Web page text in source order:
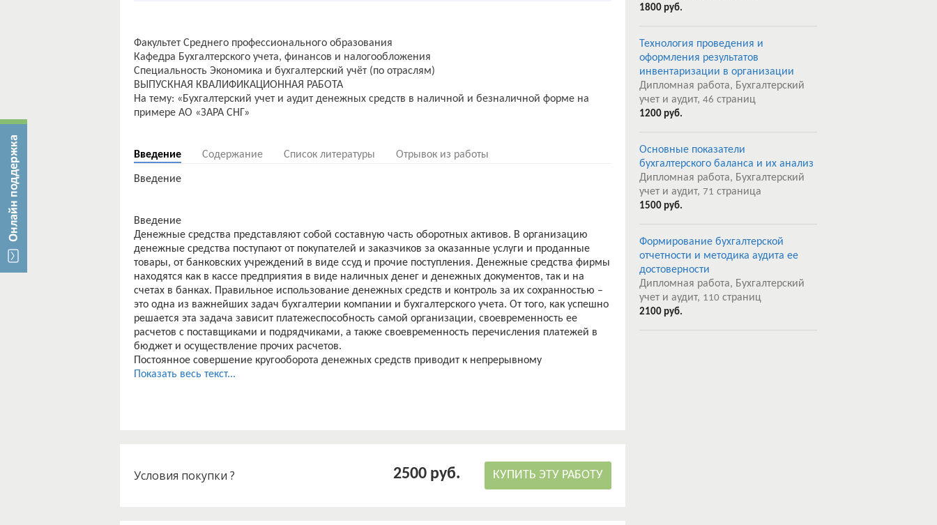
Факультет Среднего профессионального образования
Кафедра Бухгалтерского учета, финансов и налогообложения
Специальность Экономика и бухгалтерский учёт (по отраслям)
ВЫПУСКНАЯ КВАЛИФИКАЦИОННАЯ РАБОТА
На тему: «Бухгалтерский учет и аудит денежных средств в наличной и безналичной форме на
примере АО «ЗАРА СНГ»
Введение Содержание Список литературы Отрывок из работы
Введение
Введение
Денежные средства представляют собой составную часть оборотных активов. В организацию
денежные средства поступают от покупателей и заказчиков за оказанные услуги и проданные
товары, от банковских учреждений в виде ссуд и прочие поступления. Денежные средства фирмы
находятся как в кассе предприятия в виде наличных денег и денежных документов, так и на
счетах в банках. Правильное использование денежных средств и контроль за их сохранностью –
это одна из важнейших задач бухгалтерии компании и бухгалтерского учета. От того, как успешно
решается эта задача зависит платежеспособность самой организации, своевременность ее
расчетов с поставщиками и подрядчиками, а также своевременность перечисления платежей в
бюджет и осуществление прочих расчетов.
Постоянное совершение кругооборота денежных средств приводит к непрерывному
возобновлению многообразных хозяйственных расчётов. Грамотная организация денежных
которые представляют собой совокупность денежных поступлений и выплат. Поэтому учет
наличных денежных средств и расчетов является важным, и в то же время сложным участком
Показать весь текст...
Условия покупки ? 2500 руб. КУПИТЬ ЭТУ РАБОТУ
1800 руб.
Технология проведения и
оформления результатов
инвентаризации в организации
Дипломная работа, Бухгалтерский
учет и аудит, 46 страниц
1200 руб.
Основные показатели
бухгалтерского баланса и их анализ
Дипломная работа, Бухгалтерский
учет и аудит, 71 страница
1500 руб.
Формирование бухгалтерской
отчетности и методика аудита ее
достоверности
Дипломная работа, Бухгалтерский
учет и аудит, 110 страниц
2100 руб.